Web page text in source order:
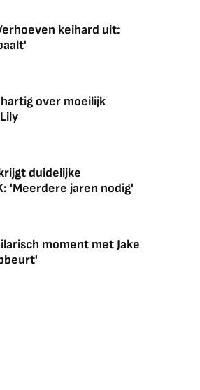
keihard uit:
over moeilijk
duidelijke
'Meerdere jaren nodig'
moment met Jake